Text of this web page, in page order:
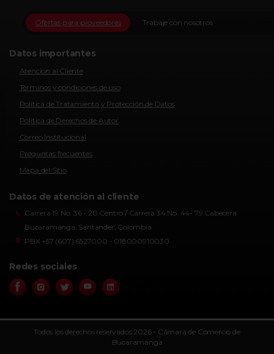
Trabaje con nosotros
Ofertas para proveedores
Datos importantes
Atencion al Cliente
Términos y condiciones de uso
Política de Tratamiento y Protección de Datos
Política de Derechos de Autor
Correo Institucional
Preguntas frecuentes
Mapa del Sitio
Datos de atención al cliente
Carrera 19 No. 36 - 20 Centro / Carrera 34 No. 44- 79 Cabecera
Bucaramanga, Santander, Colombia
PBX +57 (607) 6527000 - 018000910030
Redes sociales
Todos los derechos reservados 2026 - Cámara de Comercio de
Bucaramanga